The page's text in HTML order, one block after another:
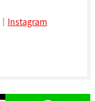
｜ Instagram